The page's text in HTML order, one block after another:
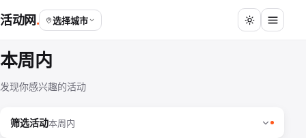
活动网 选择城市
本周内
发现你感兴趣的活动
筛选活动本周内